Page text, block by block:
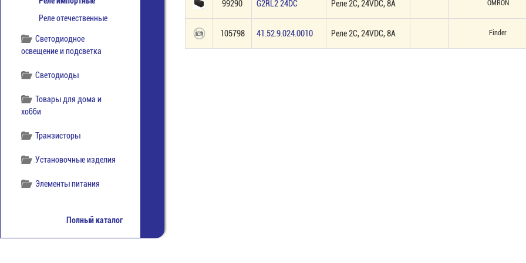
Реле отечественные
Светодиодное
освещение и подсветка
Светодиоды
Товары для дома и
хобби
Транзисторы
Установочные изделия
Элементы питания
Полный каталог
99290 G2RL2 24DC Реле 2C, 24VDC, 8А OMRON
105798 41.52.9.024.0010 Реле 2C, 24VDC, 8А Finder